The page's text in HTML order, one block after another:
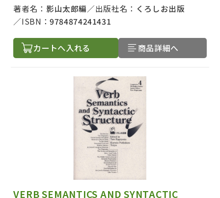
著者名： 影山太郎編 出版社名： くろしお出版
ISBN：9784874241431
カートへ入れる 商品詳細へ
VERB SEMANTICS AND SYNTACTIC